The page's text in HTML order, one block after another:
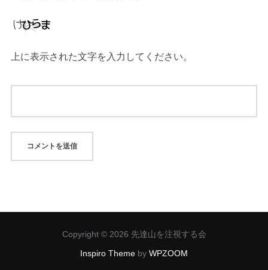
上に表示された文字を入力してください。
Copyright © 2026 先達山を注視する会
Inspiro Theme by WPZOOM